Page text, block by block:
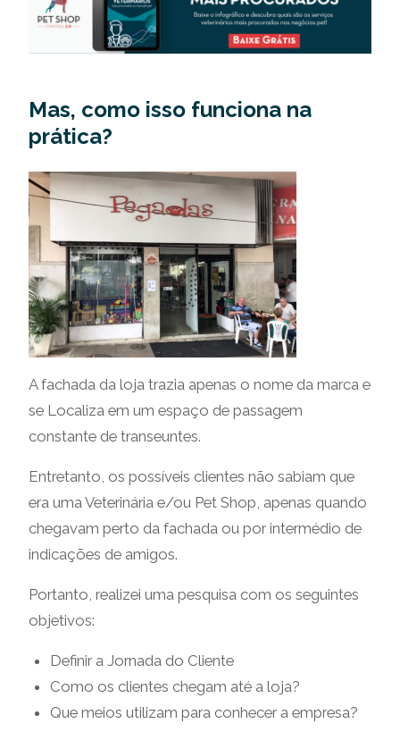
Mas, como isso funciona na
prática?
A fachada da loja trazia apenas o nome da marca e
se Localiza em um espaço de passagem
constante de transeuntes.
Entretanto, os possíveis clientes não sabiam que
era uma Veterinária e/ou Pet Shop, apenas quando
chegavam perto da fachada ou por intermédio de
indicações de amigos.
Portanto, realizei uma pesquisa com os seguintes
objetivos:
Definir a Jornada do Cliente
Como os clientes chegam até a loja?
Que meios utilizam para conhecer a empresa?